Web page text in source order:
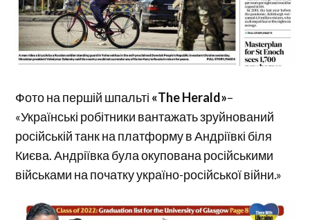
Фото на першій шпальті «The Herald»–
«Українські робітники вантажать зруйнований
російській танк на платформу в Андріївкі біля
Києва. Андріївка була окупована російськими
військами на початку україно-російської війни.»